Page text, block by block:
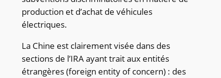
production et d’achat de véhicules
électriques.
La Chine est clairement visée dans des
sections de l’IRA ayant trait aux entités
étrangères (foreign entity of concern) : des